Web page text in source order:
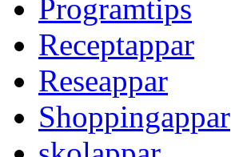
Programtips
Receptappar
Reseappar
Shoppingappar